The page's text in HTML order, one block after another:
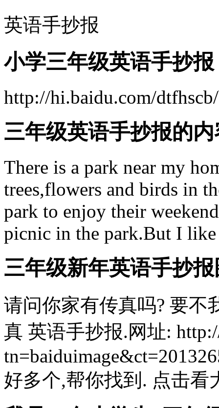
英语手抄报
小学三年级英语手抄报
http://hi.baidu.com/
三年级英语手抄报的内
There is a park near my
trees,flowers and birds in
park to enjoy their
picnic in the park.But I
三年级新年英语手抄
请问你家有传真吗? 要不
真 英语手抄报.网址:
好多个,帮你找到. 点击看